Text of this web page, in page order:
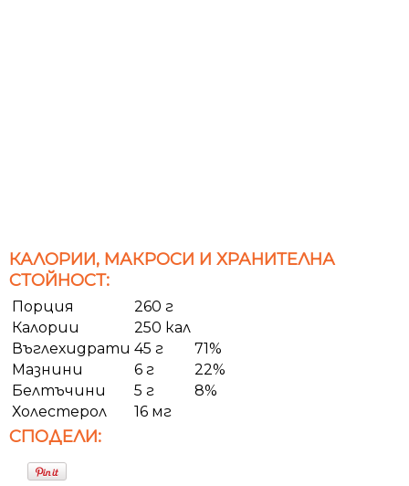
КАЛОРИИ, МАКРОСИ И ХРАНИТЕЛНА
СТОЙНОСТ:
Порция
260 г
Калории
250 кал
Въглехидрати 45 г
71%
Мазнини
6 г
22%
Белтъчини
5 г
8%
Холестерол
16 мг
СПОДЕЛИ: